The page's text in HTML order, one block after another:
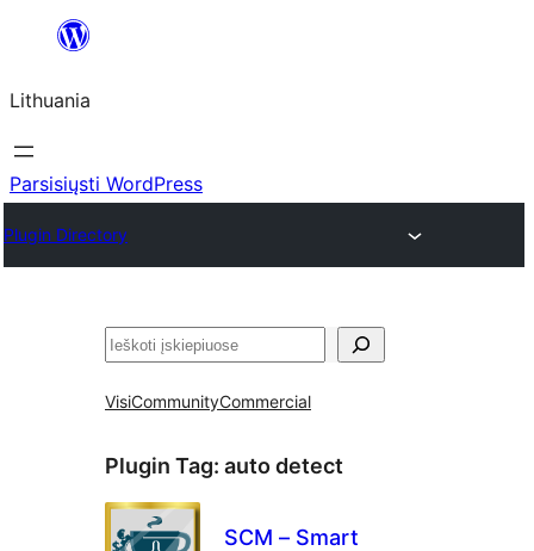
turinio
Lithuania
Parsisiųsti WordPress
Plugin Directory
Paieška
VisiCommunityCommercial
Plugin Tag: auto detect
SCM – Smart